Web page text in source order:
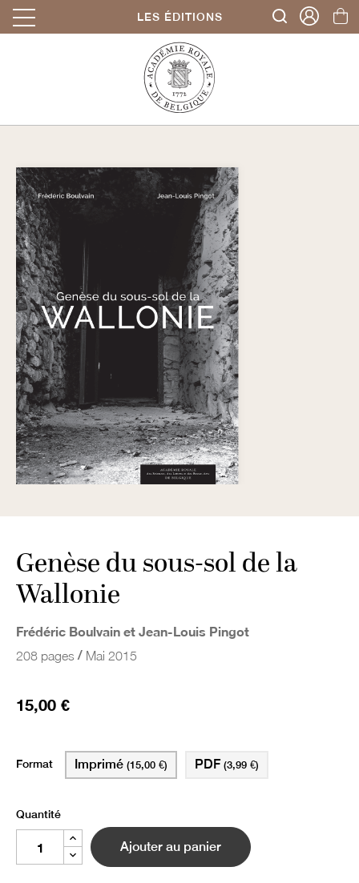
LES ÉDITIONS
Genèse du sous-sol de la
Wallonie
Frédéric Boulvain et Jean-Louis Pingot
208 pages / Mai 2015
15,00 €
Format Imprimé (15,00 €) PDF (3,99 €)
Quantité
Ajouter au panier